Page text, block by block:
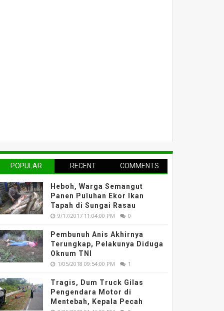
POPULAR RECENT COMMENTS
Heboh, Warga Semangut
Panen Puluhan Ekor Ikan
Tapah di Sungai Rasau
9/17/2017 11:04:00 PM 0
Pembunuh Anis Akhirnya
Terungkap, Pelakunya Diduga
Oknum TNI
1/05/2018 09:54:00 PM 1
Tragis, Dum Truck Gilas
Pengendara Motor di
Mentebah, Kepala Pecah